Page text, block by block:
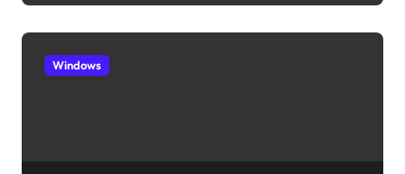
Windows